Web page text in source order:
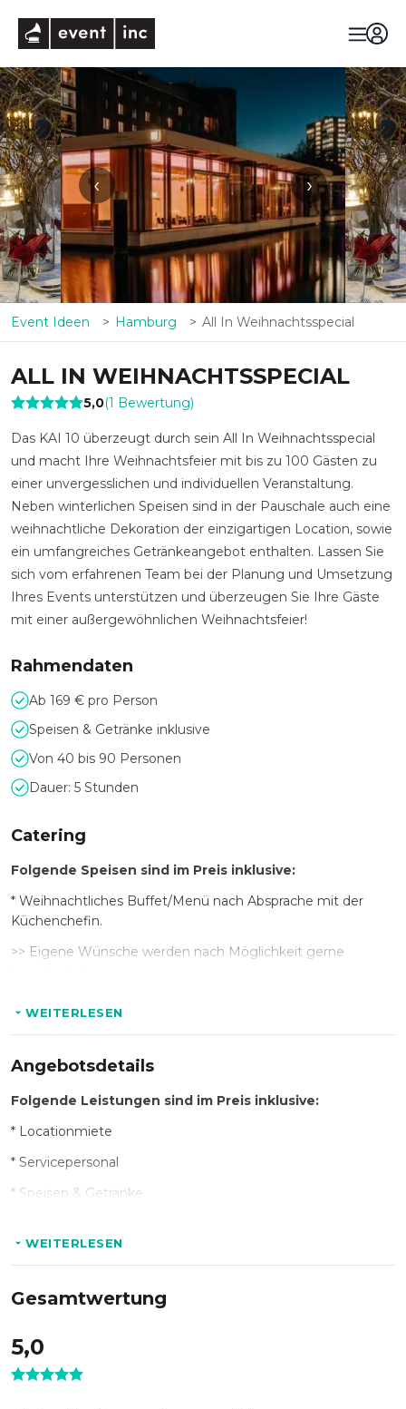
‹ ›
Event Ideen Hamburg All In Weihnachtsspecial
ALL IN WEIHNACHTSSPECIAL
5,0(1 Bewertung)
Das KAI 10 überzeugt durch sein All In Weihnachtsspecial
und macht Ihre Weihnachtsfeier mit bis zu 100 Gästen zu
einer unvergesslichen und individuellen Veranstaltung.
Neben winterlichen Speisen sind in der Pauschale auch eine
weihnachtliche Dekoration der einzigartigen Location, sowie
ein umfangreiches Getränkeangebot enthalten. Lassen Sie
sich vom erfahrenen Team bei der Planung und Umsetzung
Ihres Events unterstützen und überzeugen Sie Ihre Gäste
mit einer außergewöhnlichen Weihnachtsfeier!
Rahmendaten
Ab 169 € pro Person
Speisen & Getränke inklusive
Von 40 bis 90 Personen
Dauer: 5 Stunden
Catering
Folgende Speisen sind im Preis inklusive:
* Weihnachtliches Buffet/Menü nach Absprache mit der
Küchenchefin.
>> Eigene Wünsche werden nach Möglichkeit gerne
Folgende Getränke sind im Preis inklusive:
* Softgetränke, Heißgetränke, Wein & Bier
Optional:
* Getränkeerweiterung durch Longdrinks/Cocktails
WEITERLESEN
Angebotsdetails
Folgende Leistungen sind im Preis inklusive:
* Locationmiete
* Servicepersonal
* Speisen & Getränke
* DJ
* Fotograf
WEITERLESEN
Gesamtwertung
5,0